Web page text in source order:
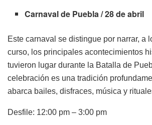
Carnaval de Puebla / 28 de abril
Este carnaval se distingue por narrar, a
curso, los principales acontecimientos
tuvieron lugar durante la Batalla de
celebración es una tradición
abarca bailes, disfraces, música y
Desfile: 12:00 pm – 3:00 pm